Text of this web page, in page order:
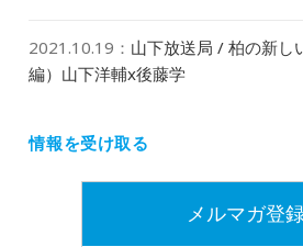
2021.10.19 ： 山下放送局 / 柏の新し
編）山下洋輔x後藤学
情報を受け取る
メルマガ登